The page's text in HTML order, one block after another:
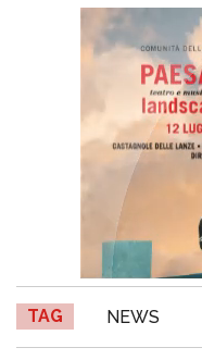
TAG NEWS